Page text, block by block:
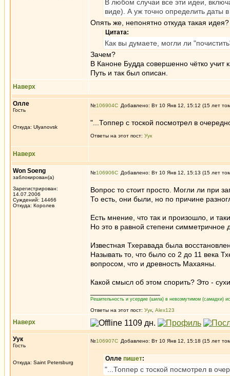
В любом случаи все эти идеи,
виде). А уж точно определить даты
Опять же, непонятно откуда такая
Цитата:
Как вы думаете, могли ли
Зачем?
В Каноне Будда совершенно чётко
Путь и так был описан.
Наверх
Олле
Гость
Откуда: Ulyanovsk
№106904 Добавлено: Вт 10 Янв 12, 15:12 (15 лет
"...Топпер с тоской посмотрел в
Ответы на этот пост: Уук
Наверх
Won Soeng
заблокирован(а)
Зарегистрирован:
14.07.2006
Суждений: 14466
Откуда: Королев
№106906 Добавлено: Вт 10 Янв 12, 15:13 (15 лет
Вопрос то стоит просто. Могли ли при
То есть, они были, но по причине
Есть мнение, что так и произошло, и
Но это в равной степени симметричное
Известная Тхеравада была
Называть то, что было со 2 до 11 века
вопросом, что и древность Махаяны.
Какой смысл об этом спорить? Это -
Решительность и усердие (шила) в невозмутимом (самадхи)
Ответы на этот пост: Уук Alex123
Наверх
Уук
Гость
Откуда: Saint Petersburg
№106907 Добавлено: Вт 10 Янв 12, 15:18 (15 лет
Олле пишет:
"...Топпер с тоской посмотрел в